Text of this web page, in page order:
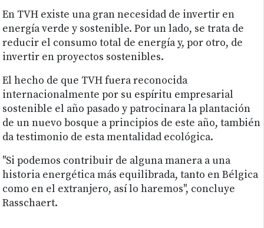
En TVH existe una gran necesidad de invertir en
energía verde y sostenible. Por un lado, se trata de
reducir el consumo total de energía y, por otro, de
invertir en proyectos sostenibles.
El hecho de que TVH fuera reconocida
internacionalmente por su espíritu empresarial
sostenible el año pasado y patrocinara la plantación
de un nuevo bosque a principios de este año, también
da testimonio de esta mentalidad ecológica.
"Si podemos contribuir de alguna manera a una
historia energética más equilibrada, tanto en Bélgica
como en el extranjero, así lo haremos", concluye
Rasschaert.